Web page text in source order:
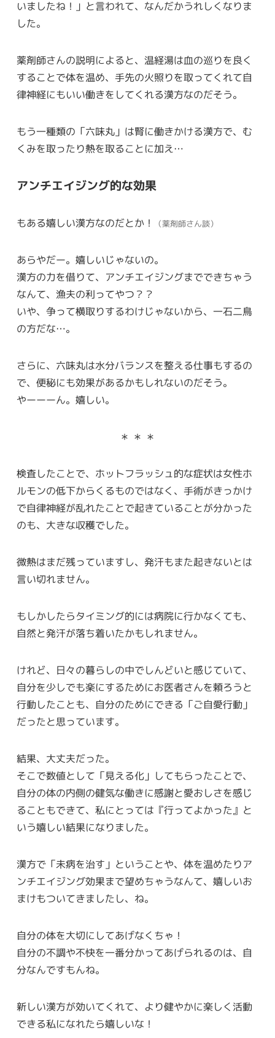
いましたね！」と言われて、なんだかうれしくなりま
した。
薬剤師さんの説明によると、温経湯は血の巡りを良く
することで体を温め、手先の火照りを取ってくれて自
律神経にもいい働きをしてくれる漢方なのだそう。
もう一種類の「六味丸」は腎に働きかける漢方で、む
くみを取ったり熱を取ることに加え…
アンチエイジング的な効果
もある嬉しい漢方なのだとか！ （薬剤師さん談）
あらやだー。嬉しいじゃないの。
漢方の力を借りて、アンチエイジングまでできちゃう
なんて、漁夫の利ってやつ？？
いや、争って横取りするわけじゃないから、一石二鳥
の方だな…。
さらに、六味丸は水分バランスを整える仕事もするの
で、便秘にも効果があるかもしれないのだそう。
やーーーん。嬉しい。
＊ ＊ ＊
検査したことで、ホットフラッシュ的な症状は女性ホ
ルモンの低下からくるものではなく、手術がきっかけ
で自律神経が乱れたことで起きていることが分かった
のも、大きな収穫でした。
微熱はまだ残っていますし、発汗もまた起きないとは
言い切れません。
もしかしたらタイミング的には病院に行かなくても、
自然と発汗が落ち着いたかもしれません。
けれど、日々の暮らしの中でしんどいと感じていて、
自分を少しでも楽にするためにお医者さんを頼ろうと
行動したことも、自分のためにできる「ご自愛行動」
だったと思っています。
結果、大丈夫だった。
そこで数値として「見える化」してもらったことで、
自分の体の内側の健気な働きに感謝と愛おしさを感じ
ることもできて、私にとっては『行ってよかった』と
いう嬉しい結果になりました。
漢方で「未病を治す」ということや、体を温めたりア
ンチエイジング効果まで望めちゃうなんて、嬉しいお
まけもついてきましたし、ね。
自分の体を大切にしてあげなくちゃ！
自分の不調や不快を一番分かってあげられるのは、自
分なんですもんね。
新しい漢方が効いてくれて、より健やかに楽しく活動
できる私になれたら嬉しいな！